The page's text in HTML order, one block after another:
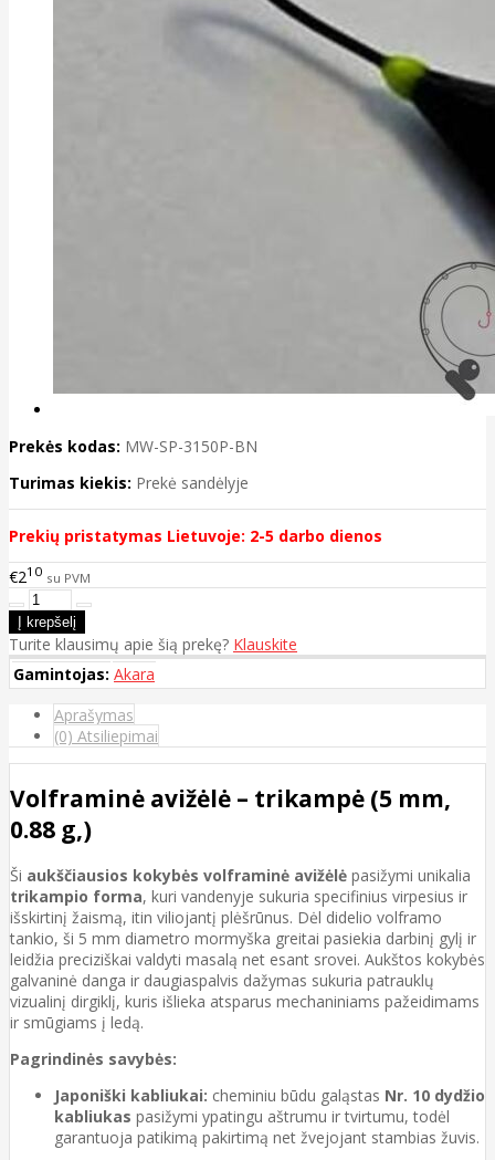
Prekės kodas: MW-SP-3150P-BN
Turimas kiekis: Prekė sandėlyje
Prekių pristatymas Lietuvoje: 2-5 darbo dienos
€210 su PVM
Turite klausimų apie šią prekę? Klauskite
Gamintojas: Akara
Aprašymas
(0) Atsiliepimai
Volframinė avižėlė – trikampė (5 mm,
0.88 g,)
Ši aukščiausios kokybės volframinė avižėlė pasižymi unikalia
trikampio forma, kuri vandenyje sukuria specifinius virpesius ir
išskirtinį žaismą, itin viliojantį plėšrūnus. Dėl didelio volframo
tankio, ši 5 mm diametro mormyška greitai pasiekia darbinį gylį ir
leidžia preciziškai valdyti masalą net esant srovei. Aukštos kokybės
galvaninė danga ir daugiaspalvis dažymas sukuria patrauklų
vizualinį dirgiklį, kuris išlieka atsparus mechaniniams pažeidimams
ir smūgiams į ledą.
Pagrindinės savybės:
Japoniški kabliukai: cheminiu būdu galąstas Nr. 10 dydžio
kabliukas pasižymi ypatingu aštrumu ir tvirtumu, todėl
garantuoja patikimą pakirtimą net žvejojant stambias žuvis.